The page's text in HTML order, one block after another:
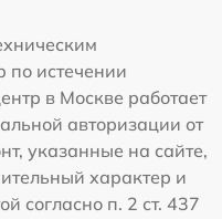
по истечении
в Москве работает
авторизации от
указанные на сайте,
характер и
согласно п. 2 ст. 437